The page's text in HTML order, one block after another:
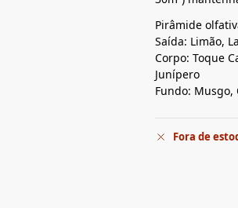
Pirâmide
Saída: Limão,
Corpo: Toque
Junípero
Fundo: Musgo,
Fora de